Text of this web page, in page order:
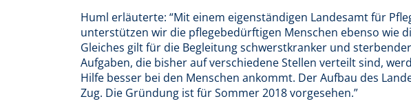
Huml erläuterte: “Mit einem eigenständigen Landesamt für
unterstützen wir die pflegebedürftigen Menschen ebenso wie
Gleiches gilt für die Begleitung schwerstkranker und
Aufgaben, die bisher auf verschiedene Stellen verteilt sind,
Hilfe besser bei den Menschen ankommt. Der Aufbau des
Zug. Die Gründung ist für Sommer 2018 vorgesehen.”